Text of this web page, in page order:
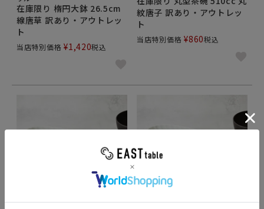
在庫限り 楕円大鉢 26.5cm
線唐草 訳あり・アウトレッ
ト
当店特別価格 ¥1,420税込
紋唐子 訳あり・アウトレッ
ト
当店特別価格 ¥860税込